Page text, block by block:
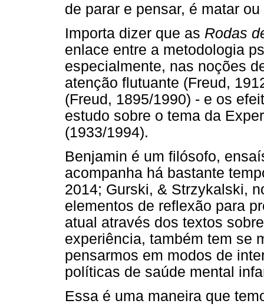
de parar e pensar, é matar ou
Importa dizer que as Rodas
enlace entre a metodologia
especialmente, nas noções
atenção flutuante (Freud,
(Freud, 1895/1990) - e os
estudo sobre o tema da
(1933/1994).
Benjamin é um filósofo,
acompanha há bastante
2014; Gurski, & Strzykalski,
elementos de reflexão para
atual através dos textos
experiência, também tem se
pensarmos em modos de
políticas de saúde mental
Essa é uma maneira que